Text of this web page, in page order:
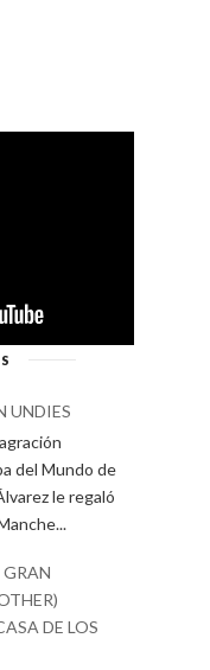
UNDIES
del Mundo de
le regaló
DE LOS